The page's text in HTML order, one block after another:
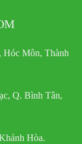
Hóc Môn, Thành
Q. Bình Tân,
Hòa.